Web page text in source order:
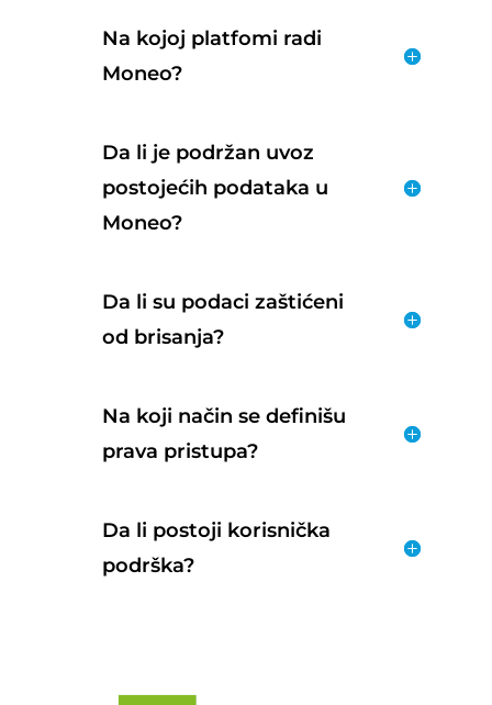
Na kojoj platfomi radi
Moneo?
Da li je podržan uvoz
postojećih podataka u
Moneo?
Da li su podaci zaštićeni
od brisanja?
Na koji način se definišu
prava pristupa?
Da li postoji korisnička
podrška?